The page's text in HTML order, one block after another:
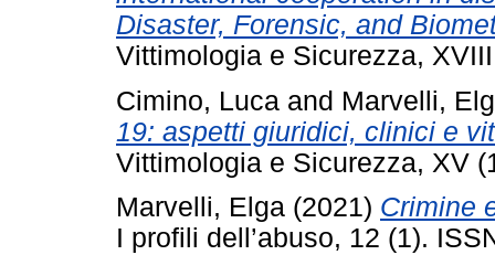
Disaster, Forensic, and
Vittimologia e Sicurezza,
Cimino, Luca and Marvelli,
19: aspetti giuridici, clinici e
Vittimologia e Sicurezza, XV
Marvelli, Elga (2021) Crimine
I profili dell’abuso, 12 (1).